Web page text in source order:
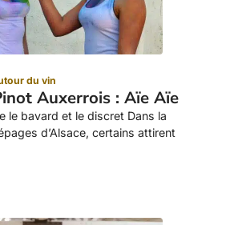
du vin
Auxerrois : Aïe Aïe
le bavard et le discret Dans la
d’Alsace, certains attirent